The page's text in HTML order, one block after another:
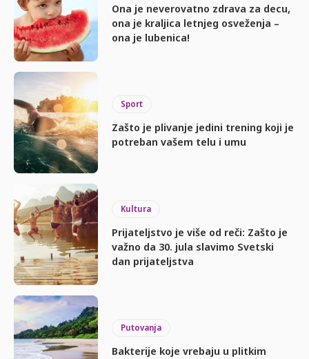
Ona je neverovatno zdrava za decu,
ona je kraljica letnjeg osveženja –
ona je lubenica!
Sport
Zašto je plivanje jedini trening koji je
potreban vašem telu i umu
Kultura
Prijateljstvo je više od reči: Zašto je
važno da 30. jula slavimo Svetski
dan prijateljstva
Putovanja
Bakterije koje vrebaju u plitkim